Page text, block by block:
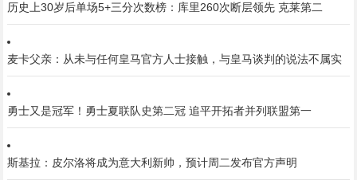
历史上30岁后单场5+三分次数榜：库里260次断层领先 克莱第二
麦卡父亲：从未与任何皇马官方人士接触，与皇马谈判的说法不属实
勇士又是冠军！勇士夏联队史第二冠 追平开拓者并列联盟第一
斯基拉：皮尔洛将成为意大利新帅，预计周二发布官方声明